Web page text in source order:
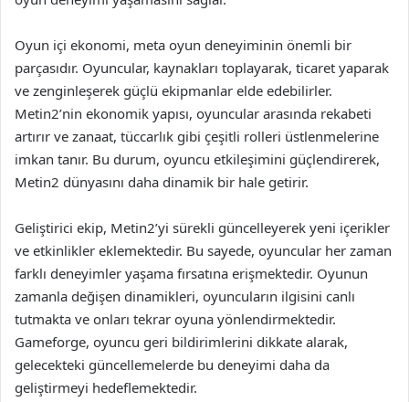
Oyun içi ekonomi, meta oyun deneyiminin önemli bir
parçasıdır. Oyuncular, kaynakları toplayarak, ticaret yaparak
ve zenginleşerek güçlü ekipmanlar elde edebilirler.
Metin2’nin ekonomik yapısı, oyuncular arasında rekabeti
artırır ve zanaat, tüccarlık gibi çeşitli rolleri üstlenmelerine
imkan tanır. Bu durum, oyuncu etkileşimini güçlendirerek,
Metin2 dünyasını daha dinamik bir hale getirir.
Geliştirici ekip, Metin2’yi sürekli güncelleyerek yeni içerikler
ve etkinlikler eklemektedir. Bu sayede, oyuncular her zaman
farklı deneyimler yaşama fırsatına erişmektedir. Oyunun
zamanla değişen dinamikleri, oyuncuların ilgisini canlı
tutmakta ve onları tekrar oyuna yönlendirmektedir.
Gameforge, oyuncu geri bildirimlerini dikkate alarak,
gelecekteki güncellemelerde bu deneyimi daha da
geliştirmeyi hedeflemektedir.